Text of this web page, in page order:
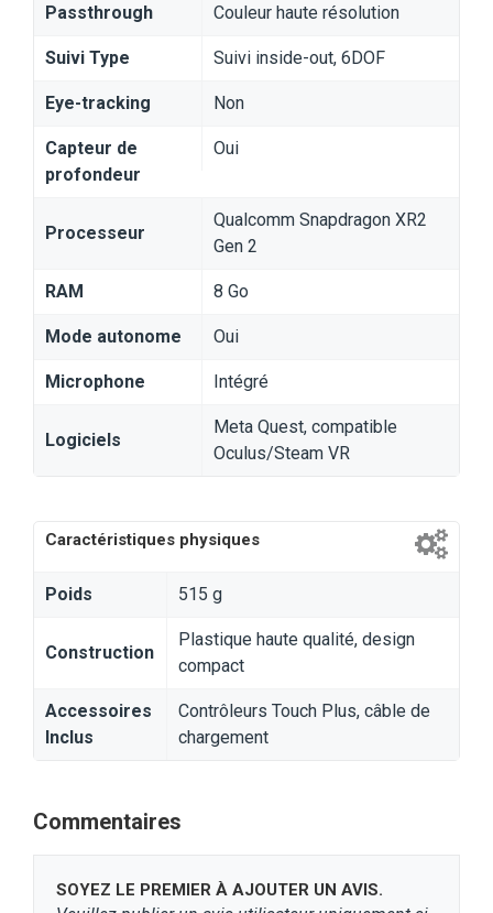
Passthrough Couleur haute résolution
Suivi Type Suivi inside-out, 6DOF
Eye-tracking Non
Capteur de
profondeur
Oui
Processeur
Qualcomm Snapdragon XR2
Gen 2
RAM 8 Go
Mode autonome Oui
Microphone Intégré
Logiciels
Meta Quest, compatible
Oculus/Steam VR
Caractéristiques physiques
Poids 515 g
Construction
Plastique haute qualité, design
compact
Accessoires
Inclus
Contrôleurs Touch Plus, câble de
chargement
Commentaires
SOYEZ LE PREMIER À AJOUTER UN AVIS.